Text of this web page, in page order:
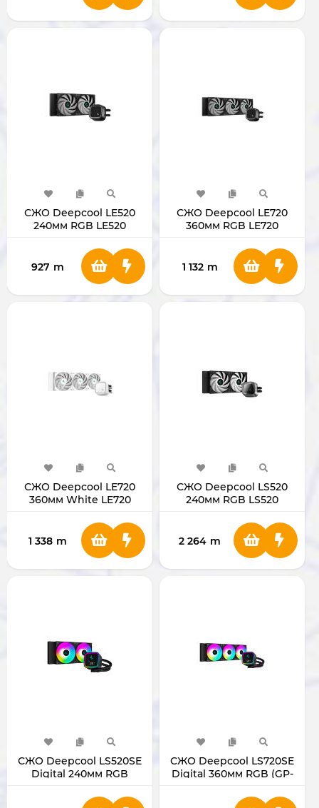
СЖО Deepcool LE520
240мм RGB LE520
927 m
СЖО Deepcool LE720
360мм RGB LE720
1 132 m
СЖО Deepcool LE720
360мм White LE720
1 338 m
СЖО Deepcool LS520
240мм RGB LS520
2 264 m
СЖО Deepcool LS520SE
Digital 240мм RGB
СЖО Deepcool LS720SE
Digital 360мм RGB (GP-